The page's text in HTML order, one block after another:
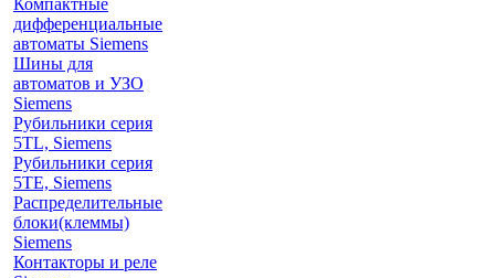
Компактные
дифференциальные
автоматы Siemens
Шины для
автоматов и УЗО
Siemens
Рубильники серия
5TL, Siemens
Рубильники серия
5TE, Siemens
Распределительные
блоки(клеммы)
Siemens
Контакторы и реле